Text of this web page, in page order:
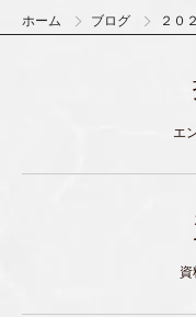
ホーム ブログ ２０
エ
資